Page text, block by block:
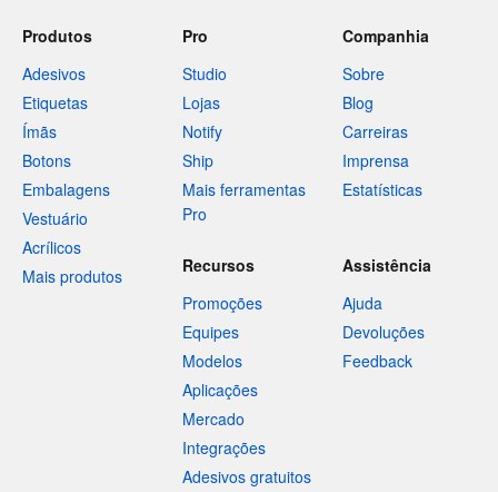
Produtos
Adesivos
Etiquetas
Ímãs
Botons
Embalagens
Vestuário
Acrílicos
Mais produtos
Pro
Studio
Lojas
Notify
Ship
Mais ferramentas
Pro
Companhia
Sobre
Blog
Carreiras
Imprensa
Estatísticas
Recursos
Promoções
Equipes
Modelos
Aplicações
Mercado
Integrações
Adesivos gratuitos
Assistência
Ajuda
Devoluções
Feedback